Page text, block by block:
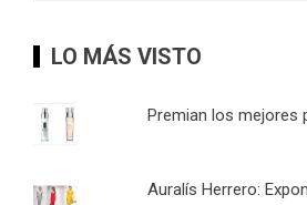
LO MÁS VISTO
Premian los mejores
Auralís Herrero: